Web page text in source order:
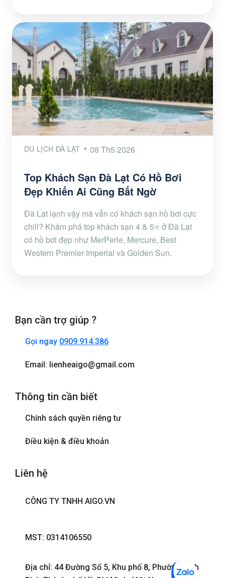
DU LỊCH ĐÀ LẠT 08 Th5 2026
Top Khách Sạn Đà Lạt Có Hồ Bơi
Đẹp Khiến Ai Cũng Bất Ngờ
Đà Lạt lạnh vậy mà vẫn có khách sạn hồ bơi cực
chill? Khám phá top khách sạn 4 & 5⭐ ở Đà Lạt
có hồ bơi đẹp như MerPerle, Mercure, Best
Western Premier Imperial và Golden Sun.
Bạn cần trợ giúp ?
Gọi ngay 0909.914.386
Email: lienheaigo@gmail.com
Thông tin cần biết
Chính sách quyền riêng tư
Điều kiện & điều khoản
Liên hệ
CÔNG TY TNHH AIGO.VN
MST: 0314106550
Địa chỉ: 44 Đường Số 5, Khu phố 8, Phường Bình